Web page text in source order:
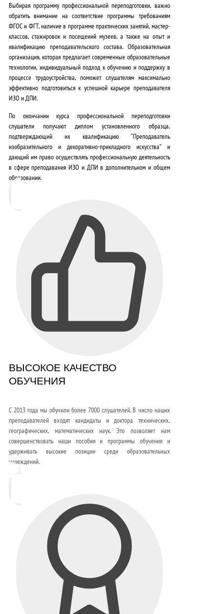
Выбирая программу профессиональной переподготовки, важно
обратить внимание на соответствие программы требованиям
ФГОС и ФГТ, наличие в программе практических занятий, мастер-
классов, стажировок и посещений музеев, а также на опыт и
квалификацию преподавательского состава. Образовательная
организация, которая предлагаетсовременные образовательные
технологии, индивидуальный подход к обучению иподдержку в
процессе трудоустройства, поможет слушателям максимально
эффективно подготовиться к успешной карьере преподавателя
ИЗО и ДПИ.
По окончании курса профессиональной переподготовки
слушатели получают диплом установленного образца,
подтверждающий их квалификацию “Преподаватель
изобразительного и декоративно-прикладного искусства” и
дающий им право осуществлять профессиональную деятельность
в сфере преподавания ИЗО и ДПИ в дополнительном и общем
образовании.
ВЫСОКОЕ КАЧЕСТВО
ОБУЧЕНИЯ
С 2013 года мы обучили более 7000 слушателей. В число наших
преподавателей входят кандидаты и доктора технических,
географических, математических наук. Это позволяет нам
совершенствовать наши пособия и программы обучения и
удерживать высокие позиции среди образовательных
учреждений.